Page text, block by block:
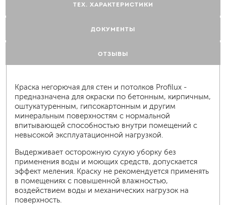
ТЕХ. ХАРАКТЕРИСТИКИ
ДОКУМЕНТЫ
ОТЗЫВЫ
Краска негорючая для стен и потолков Profilux -
предназначена для окраски по бетонным, кирпичным,
оштукатуренным, гипсокартонным и другим
минеральным поверхностям с нормальной
впитывающей способностью внутри помещений с
невысокой эксплуатационной нагрузкой.
Выдерживает осторожную сухую уборку без
применения воды и моющих средств, допускается
эффект меления. Краску не рекомендуется применять
в помещениях с повышенной влажностью,
воздействием воды и механических нагрузок на
поверхность.